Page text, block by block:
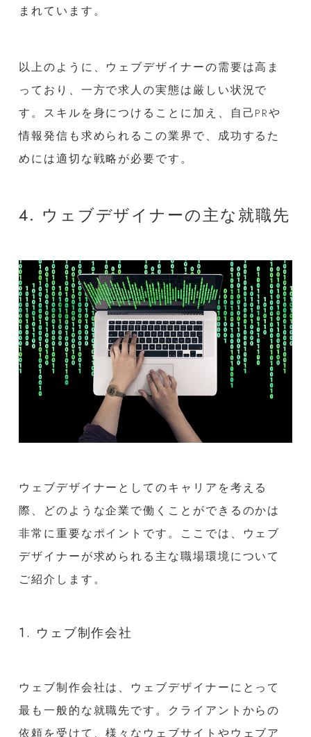
まれています。
以上のように、ウェブデザイナーの需要は高ま
っており、一方で求人の実態は厳しい状況で
す。スキルを身につけることに加え、自己PRや
情報発信も求められるこの業界で、成功するた
めには適切な戦略が必要です。
4. ウェブデザイナーの主な就職先
ウェブデザイナーとしてのキャリアを考える
際、どのような企業で働くことができるのかは
非常に重要なポイントです。ここでは、ウェブ
デザイナーが求められる主な職場環境について
ご紹介します。
1. ウェブ制作会社
ウェブ制作会社は、ウェブデザイナーにとって
最も一般的な就職先です。クライアントからの
依頼を受けて、様々なウェブサイトやウェブア